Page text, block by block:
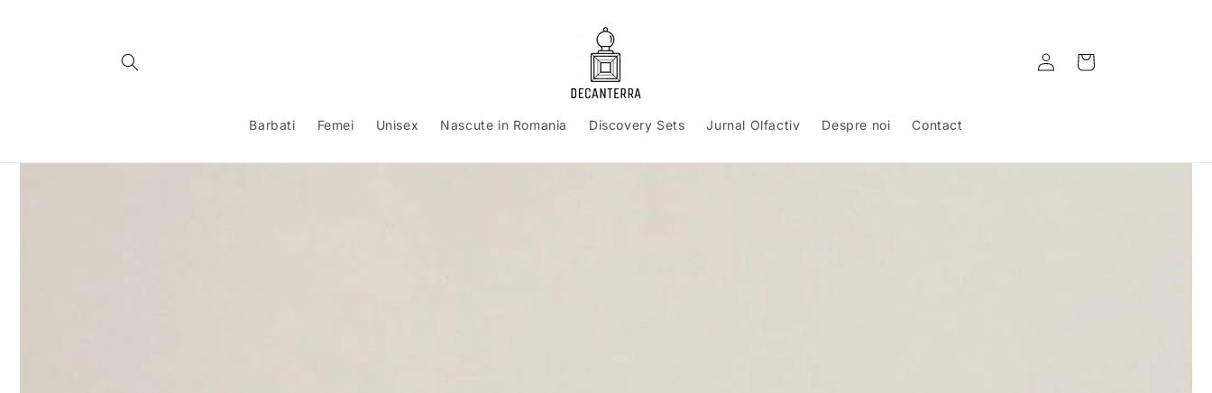
Barbati Femei Unisex Nascute in Romania Discovery Sets Jurnal Olfactiv Despre noi Contact
Conectați-
Coș